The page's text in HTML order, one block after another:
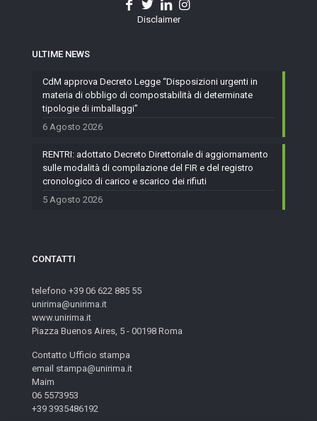
Disclaimer
ULTIME NEWS
CdM approva Decreto Legge “Disposizioni urgenti in
materia di obbligo di compostabilità di determinate
tipologie di imballaggi”
6 Agosto 2026
RENTRI: adottato Decreto Direttoriale di aggiornamento
sulle modalità di compilazione del FIR e del registro
cronologico di carico e scarico dei rifiuti
5 Agosto 2026
CONTATTI
telefono +39 06 622 885 55
unirima@unirima.it
www.unirima.it
Piazza Buenos Aires, 5 - 00198 Roma
Contatto Ufficio stampa
email stampa@unirima.it
Maim
06 5573953
+39 3935486192